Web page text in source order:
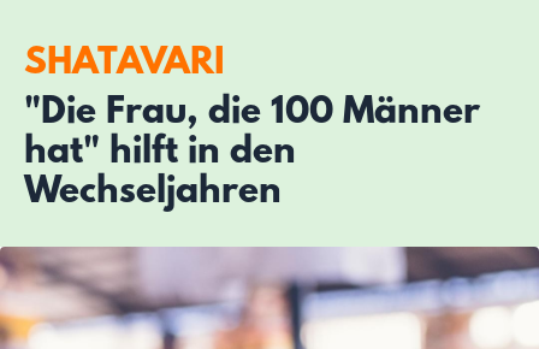
SHATAVARI
"Die Frau, die 100 Männer
hat" hilft in den
Wechseljahren